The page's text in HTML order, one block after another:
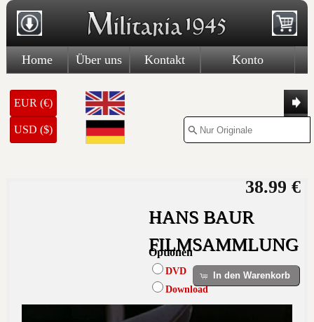
Home Über uns Kontakt Konto
EUR (€)
USD ($)
38.99 €
HANS BAUR
FILMSAMMLUNG
In den Warenkorb
Optionen
DVD
Download